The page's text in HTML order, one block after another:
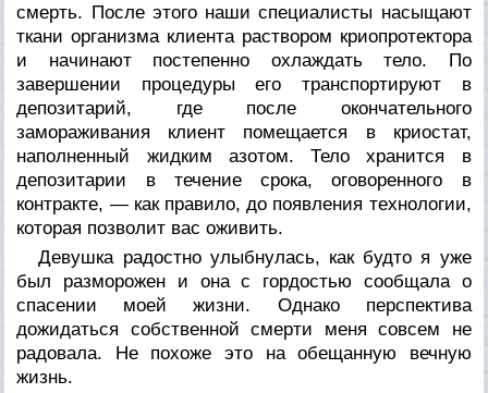
смерть. После этого наши специалисты насыщают
ткани организма клиента раствором криопротектора
и начинают постепенно охлаждать тело. По
завершении процедуры его транспортируют в
депозитарий, где после окончательного
замораживания клиент помещается в криостат,
наполненный жидким азотом. Тело хранится в
депозитарии в течение срока, оговоренного в
контракте, — как правило, до появления технологии,
которая позволит вас оживить.
Девушка радостно улыбнулась, как будто я уже
был разморожен и она с гордостью сообщала о
спасении моей жизни. Однако перспектива
дожидаться собственной смерти меня совсем не
радовала. Не похоже это на обещанную вечную
жизнь.